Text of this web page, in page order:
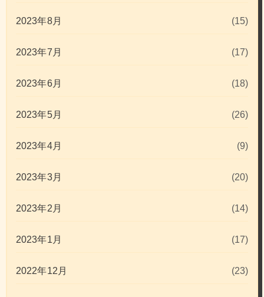
2023年8月 (15)
2023年7月 (17)
2023年6月 (18)
2023年5月 (26)
2023年4月 (9)
2023年3月 (20)
2023年2月 (14)
2023年1月 (17)
2022年12月 (23)